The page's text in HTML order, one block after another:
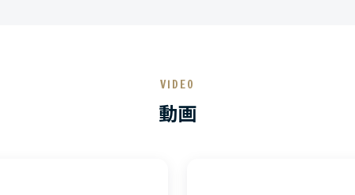
VIDEO
動画